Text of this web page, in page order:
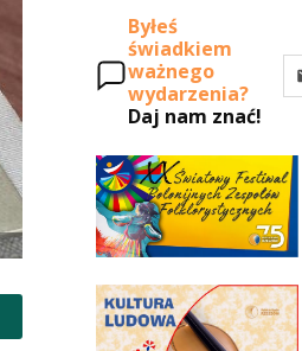
Byłeś
świadkiem
ważnego
wydarzenia?
Daj nam znać!